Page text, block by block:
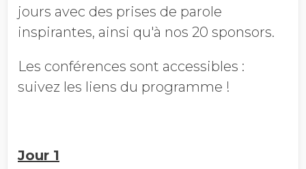
jours avec des prises de parole
inspirantes, ainsi qu'à nos 20 sponsors.
Les conférences sont accessibles :
suivez les liens du programme !
Jour 1